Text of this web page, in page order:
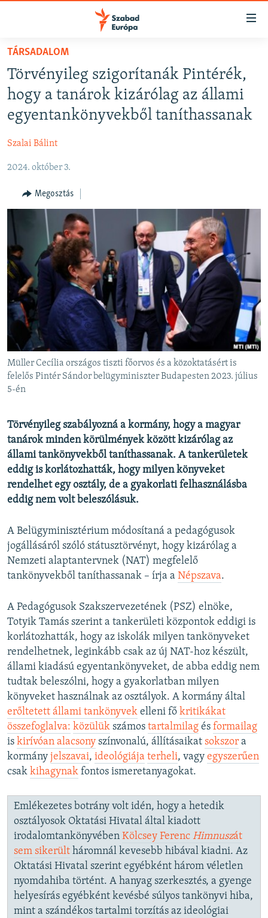
Akadálymentes
Ugrás
oldalra
tartalomjegyzékre
NAPIRENDEN
PODCASTOK
ELEMZŐ
NER15
SZABADON
TÁRSADALOM
DEMOKRÁCIA
A PÉNZ NYOMÁBAN
EURÓPAI UNIÓ
VILÁG
KLÍMAVÁLTOZÁS
A MÚLT TANULSÁGAI
KÖVESSEN MINKET!
Valamennyi RFE/RL weboldal
TÁRSADALOM
Törvényileg szigorítanák Pintérék,
hogy a tanárok kizárólag az állami
egyentankönyvekből taníthassanak
Szalai Bálint
2024. október 3.
Megosztás
Müller Cecília országos tiszti főorvos és a közoktatásért is
felelős Pintér Sándor belügyminiszter Budapesten 2023. július
5-én
Törvényileg szabályozná a kormány, hogy a magyar
tanárok minden körülmények között kizárólag az
állami tankönyvekből taníthassanak. A tankerületek
eddig is korlátozhatták, hogy milyen könyveket
rendelhet egy osztály, de a gyakorlati felhasználásba
eddig nem volt beleszólásuk.
A Belügyminisztérium módosítaná a pedagógusok
jogállásáról szóló státusztörvényt, hogy kizárólag a
Nemzeti alaptantervnek (NAT) megfelelő
tankönyvekből taníthassanak – írja a Népszava.
A Pedagógusok Szakszervezetének (PSZ) elnöke,
Totyik Tamás szerint a tankerületi központok eddigi is
korlátozhatták, hogy az iskolák milyen tankönyveket
rendelhetnek, leginkább csak az új NAT-hoz készült,
állami kiadású egyentankönyveket, de abba eddig nem
tudtak beleszólni, hogy a gyakorlatban milyen
könyveket használnak az osztályok. A kormány által
erőltetett állami tankönyvek elleni fő kritikákat
összefoglalva: közülük számos tartalmilag és formailag
is kirívóan alacsony színvonalú, állításaikat sokszor a
kormány jelszavai, ideológiája terheli, vagy egyszerűen
csak kihagynak fontos ismeretanyagokat.
Emlékezetes botrány volt idén, hogy a hetedik
osztályosok Oktatási Hivatal által kiadott
irodalomtankönyvében Kölcsey Ferenc Himnuszát
sem sikerült háromnál kevesebb hibával kiadni. Az
Oktatási Hivatal szerint egyébként három véletlen
nyomdahiba történt. A hanyag szerkesztés, a gyenge
helyesírás egyébként kevésbé súlyos tankönyvi hiba,
mint a szándékos tartalmi torzítás az ideológiai
FELIRATKOZÁS